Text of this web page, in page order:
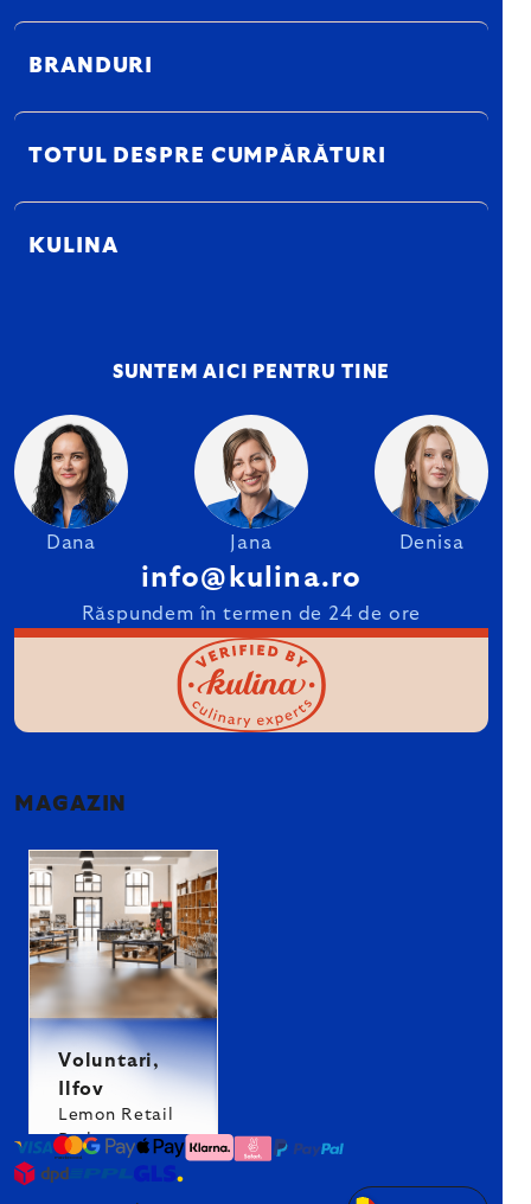
BRANDURI
TOTUL DESPRE CUMPĂRĂTURI
KULINA
SUNTEM AICI PENTRU TINE
Dana Jana Denisa
info@kulina.ro
Răspundem în termen de 24 de ore
MAGAZIN
Voluntari,
Ilfov
Lemon Retail
Park